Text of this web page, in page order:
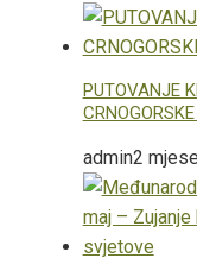
PUTOVANJE
admin2